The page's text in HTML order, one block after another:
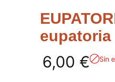
eupatoria
6,00 € Sin